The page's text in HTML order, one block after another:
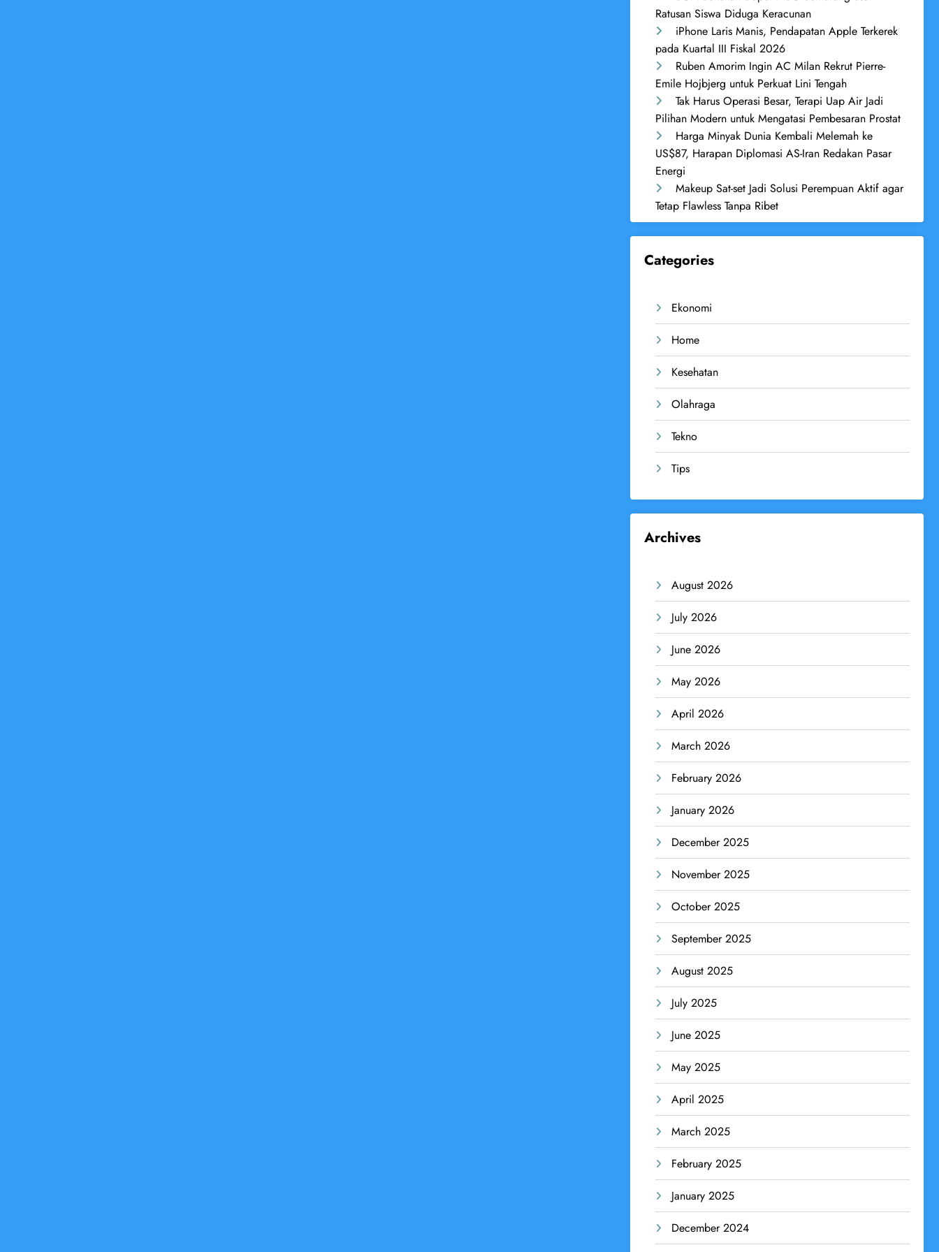
Ratusan Siswa Diduga Keracunan
iPhone Laris Manis, Pendapatan Apple Terkerek
pada Kuartal III Fiskal 2026
Ruben Amorim Ingin AC Milan Rekrut Pierre-
Emile Hojbjerg untuk Perkuat Lini Tengah
Tak Harus Operasi Besar, Terapi Uap Air Jadi
Pilihan Modern untuk Mengatasi Pembesaran Prostat
Harga Minyak Dunia Kembali Melemah ke
US$87, Harapan Diplomasi AS-Iran Redakan Pasar
Energi
Makeup Sat-set Jadi Solusi Perempuan Aktif agar
Tetap Flawless Tanpa Ribet
Categories
Ekonomi
Home
Kesehatan
Olahraga
Tekno
Tips
Archives
August 2026
July 2026
June 2026
May 2026
April 2026
March 2026
February 2026
January 2026
December 2025
November 2025
October 2025
September 2025
August 2025
July 2025
June 2025
May 2025
April 2025
March 2025
February 2025
January 2025
December 2024